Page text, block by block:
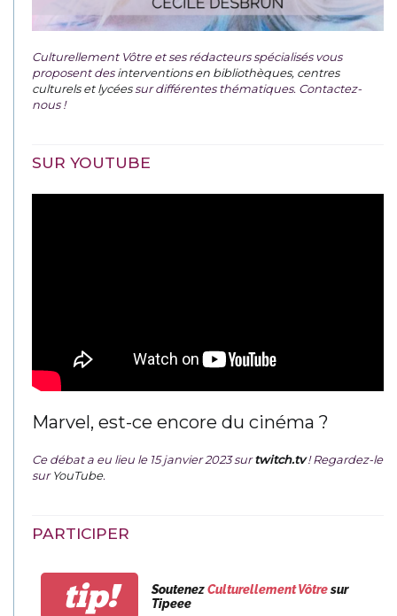
Culturellement Vôtre et ses rédacteurs spécialisés vous
proposent desinterventions en bibliothèques, centres
culturels et lycéessur différentes thématiques. Contactez-
nous !
SUR YOUTUBE
Marvel, est-ce encore du cinéma ?
Ce débat a eu lieu le 15 janvier 2023 surtwitch.tv ! Regardez-le
surYouTube.
PARTICIPER
tip! SoutenezCulturellement Vôtresur
Tipeee